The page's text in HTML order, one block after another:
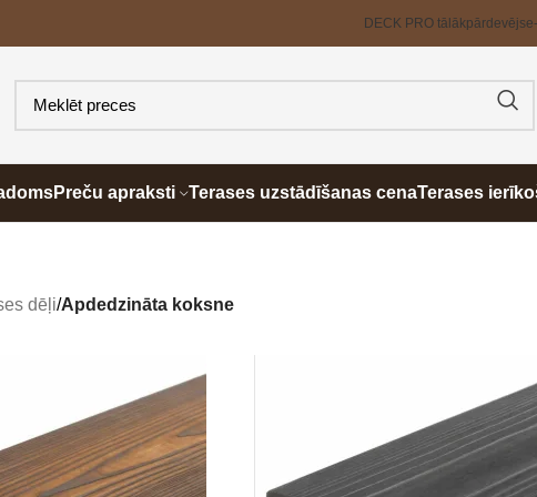
DECK PRO tālākpārdevējs
Preču apraksti Terases uzstādīšanas cenaTerases
dēļi/Apdedzināta koksne